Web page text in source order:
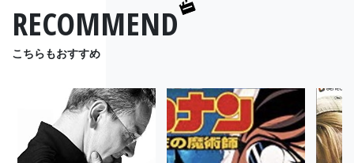
RECOMMEND
こちらもおすすめ